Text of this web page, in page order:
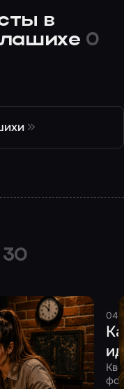
в
0
30
10 идей
– 10 идей для
04